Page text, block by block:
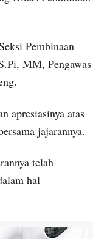
Pembinaan
MM, Pengawas
apresiasinya atas
jajarannya.
telah
hal